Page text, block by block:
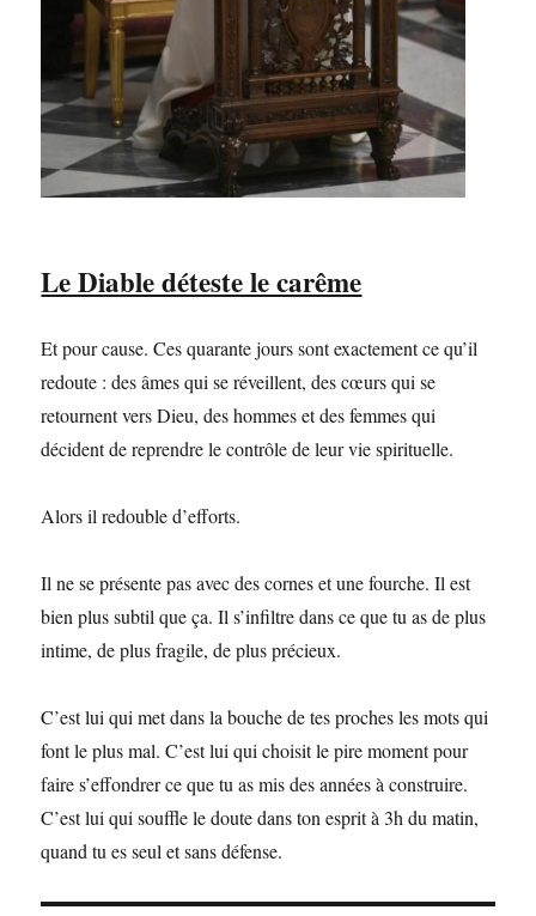
Le Diable déteste le carême
Et pour cause. Ces quarante jours sont exactement ce qu’il
redoute : des âmes qui se réveillent, des cœurs qui se
retournent vers Dieu, des hommes et des femmes qui
décident de reprendre le contrôle de leur vie spirituelle.
Alors il redouble d’efforts.
Il ne se présente pas avec des cornes et une fourche. Il est
bien plus subtil que ça. Il s’infiltre dans ce que tu as de plus
intime, de plus fragile, de plus précieux.
C’est lui qui met dans la bouche de tes proches les mots qui
font le plus mal. C’est lui qui choisit le pire moment pour
faire s’effondrer ce que tu as mis des années à construire.
C’est lui qui souffle le doute dans ton esprit à 3h du matin,
quand tu es seul et sans défense.